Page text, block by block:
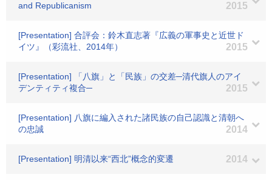
and Republicanism
2015
[Presentation] 合評会：鈴木直志著『広義の軍事史と近世ド
イツ』（彩流社、2014年）
2015
[Presentation] 「八旗」と「民族」の交差─清代旗人のアイ
デンティティ複合─
2015
[Presentation] 八旗に編入された諸民族の自己認識と清朝へ
の忠誠
2014
[Presentation] 明清以来“西北”概念的変遷 2014